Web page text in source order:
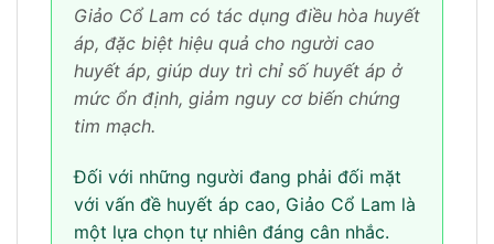
Giảo Cổ Lam có tác dụng điều hòa huyết
áp, đặc biệt hiệu quả cho người cao
huyết áp, giúp duy trì chỉ số huyết áp ở
mức ổn định, giảm nguy cơ biến chứng
tim mạch.
Đối với những người đang phải đối mặt
với vấn đề huyết áp cao, Giảo Cổ Lam là
một lựa chọn tự nhiên đáng cân nhắc.